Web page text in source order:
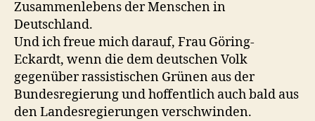
Zusammenlebens der Menschen in
Deutschland.
Und ich freue mich darauf, Frau Göring-
Eckardt, wenn die dem deutschen Volk
gegenüber rassistischen Grünen aus der
Bundesregierung und hoffentlich auch bald aus
den Landesregierungen verschwinden.